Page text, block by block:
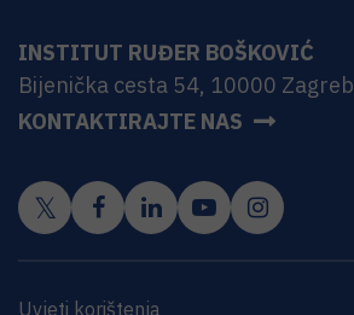
INSTITUT RUĐER BOŠKOVIĆ
Bijenička cesta 54, 10000 Zagreb
KONTAKTIRAJTE NAS
Uvjeti korištenja